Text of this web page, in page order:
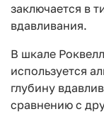
заключается в
вдавливания.
В шкале
используется
глубину
сравнению с